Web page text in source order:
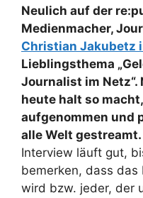
Neulich auf der
Medienmacher,
Christian Jakubetz
Lieblingsthema
Journalist im Netz“.
heute halt so
aufgenommen und
alle Welt gestreamt.
Interview läuft gut,
bemerken, dass
wird bzw. jeder, der